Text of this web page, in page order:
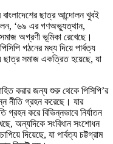
ছাত্র আন্দোলন খুবই
‘৬৯ এর গণঅভ্যুত্থান,
অগ্রণী ভূমিকা রেখেছে।
গঠনের মধ্য দিয়ে পার্বত্য
ছাত্র সমাজ একত্রিত হয়েছে, যা
করার জন্য শুরু থেকে পিসিপি’র
নীতি গ্রহন করেছে। যার
গ্রহন করে বিভিন্নভাবে নির্যাতন
অন্যদিকে সংবিধান সংশোধন
দিয়েছে, যা পার্বত্য চট্টগ্রাম